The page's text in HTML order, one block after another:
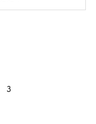
3